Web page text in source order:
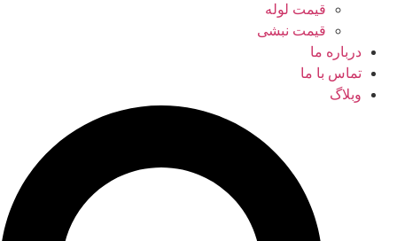
قیمت لوله
قیمت نبشی
درباره ما
تماس با ما
وبلاگ